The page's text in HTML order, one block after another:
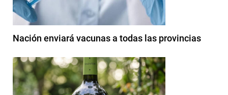
Nación enviará vacunas a todas las provincias